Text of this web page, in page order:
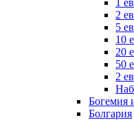
1
2
5
10
20
50
2
Богемия
Болгария